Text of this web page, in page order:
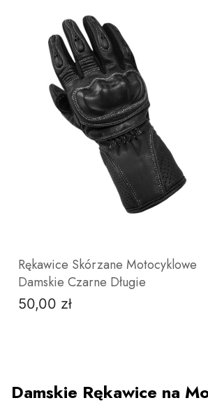
Rękawice Skórzane Motocyklowe
Damskie Czarne Długie
Cena
50,00 zł
Damskie Rękawice na